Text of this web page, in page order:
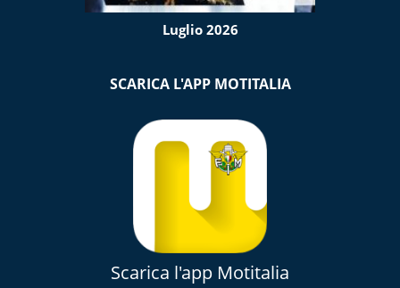
Luglio 2026
SCARICA L'APP MOTITALIA
Scarica l'app Motitalia